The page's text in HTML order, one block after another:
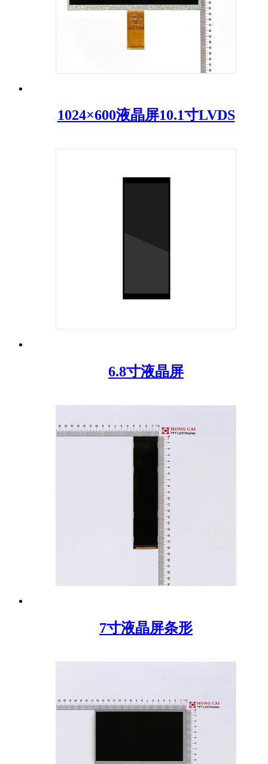
1024×600液晶屏10.1寸LVDS
6.8寸液晶屏
7寸液晶屏条形